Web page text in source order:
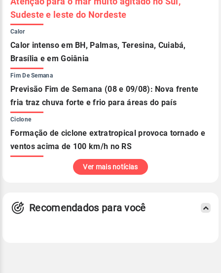
Sudeste e leste do Nordeste
Calor
Calor intenso em BH, Palmas, Teresina, Cuiabá,
Brasília e em Goiânia
Fim De Semana
Previsão Fim de Semana (08 e 09/08): Nova frente
fria traz chuva forte e frio para áreas do país
Ciclone
Formação de ciclone extratropical provoca tornado e
ventos acima de 100 km/h no RS
Ver mais notícias
Recomendados para você